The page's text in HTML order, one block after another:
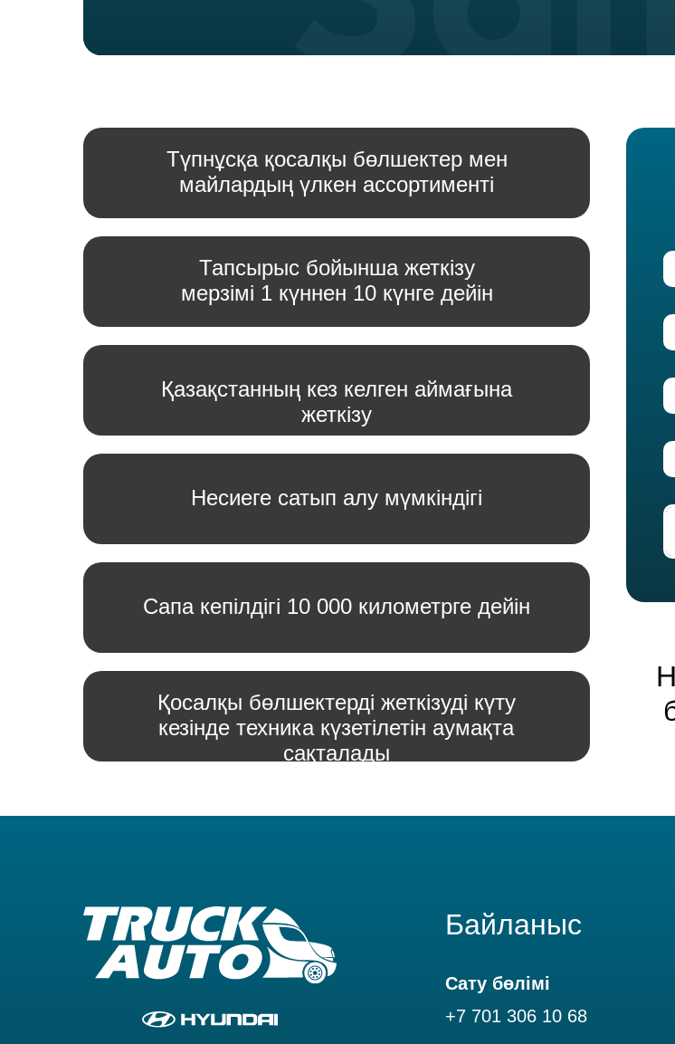
Түпнұсқа қосалқы бөлшектер мен
майлардың үлкен ассортименті
Тапсырыс бойынша жеткізу
мерзімі 1 күннен 10 күнге дейін
Қазақстанның кез келген аймағына
жеткізу
Несиеге сатып алу мүмкіндігі
Сапа кепілдігі 10 000 километрге дейін
Қосалқы бөлшектерді жеткізуді күту
кезінде техника күзетілетін аумақта
сақталады
Байланыс
Сату бөлімі
+7 701 306 10 68